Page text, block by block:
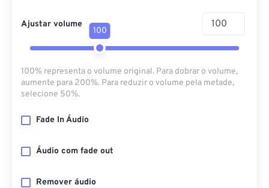
Ajustar volume
100
100% representa o volume original. Para dobrar o volume,
aumente para 200%. Para reduzir o volume pela metade,
selecione 50%.
Fade In Áudio
Áudio com fade out
Remover áudio